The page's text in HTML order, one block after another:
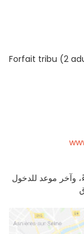
Forfait tribu (2
الساعة 10 صباحاً إلى الساعة 5 مساءً، وآخر موعد للدخول